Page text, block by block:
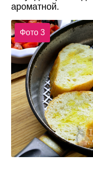
ароматной.
Фото 3